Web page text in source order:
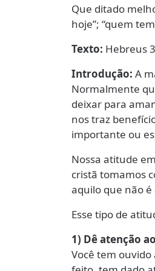
Que ditado
hoje”; “quem
Texto: Hebreus
Introdução: A
Normalmente
deixar para
nos traz
importante ou
Nossa atitude
cristã tomamos
aquilo que não
Esse tipo de
1) Dê atenção
Você tem ouvido